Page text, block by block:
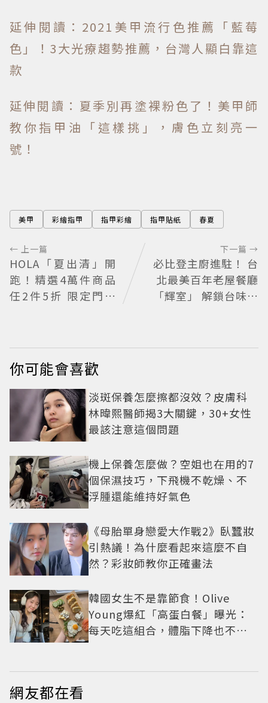
延伸閱讀：2021美甲流行色推薦「藍莓
色」！3大光療趨勢推薦，台灣人顯白靠這
款
延伸閱讀：夏季別再塗裸粉色了！美甲師
教你指甲油「這樣挑」，膚色立刻亮一
號！
美甲 彩繪指甲 指甲彩繪 指甲貼紙 春夏
← 上一篇
HOLA「夏出清」開
跑！精選4萬件商品
任2件5折 限定門市
下一篇 →
必比登主廚進駐！ 台
北最美百年老屋餐廳
「輝室」 解鎖台味記
你可能會喜歡
淡斑保養怎麼擦都沒效？皮膚科
林暐熙醫師揭3大關鍵，30+女性
最該注意這個問題
機上保養怎麼做？空姐也在用的7
個保濕技巧，下飛機不乾燥、不
浮腫還能維持好氣色
《母胎單身戀愛大作戰2》臥蠶妝
引熱議！為什麼看起來這麼不自
然？彩妝師教你正確畫法
韓國女生不是靠節食！Olive
Young爆紅「高蛋白餐」曝光：
每天吃這組合，體脂下降也不怕
網友都在看